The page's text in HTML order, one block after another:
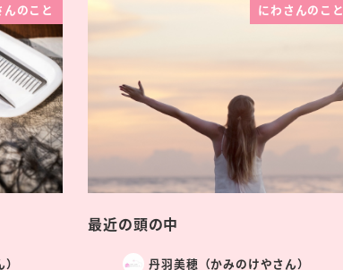
んのこと にわさんのこと
最近の頭の中
丹羽美穂（かみのけやさん）